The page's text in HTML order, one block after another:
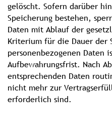
gelöscht. Sofern darüber
Speicherung bestehen,
Daten mit Ablauf der
Kriterium für die Dauer der
personenbezogenen
Aufbewahrungsfrist. Nach
entsprechenden Daten
nicht mehr zur
erforderlich sind.